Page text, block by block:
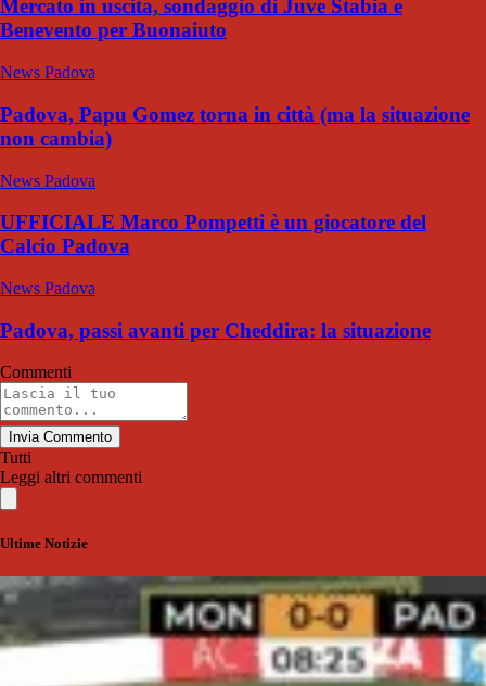
Mercato in uscita, sondaggio di Juve Stabia e
Benevento per Buonaiuto
News Padova
Padova, Papu Gomez torna in città (ma la situazione
non cambia)
News Padova
UFFICIALE Marco Pompetti è un giocatore del
Calcio Padova
News Padova
Padova, passi avanti per Cheddira: la situazione
Commenti
Invia Commento
Tutti
Leggi altri commenti
Ultime Notizie